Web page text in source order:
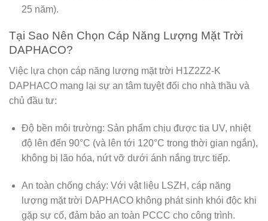
25 năm).
Tại Sao Nên Chọn Cáp Năng Lượng Mặt Trời
DAPHACO?
Việc lựa chọn cáp năng lượng mặt trời H1Z2Z2-K
DAPHACO mang lại sự an tâm tuyệt đối cho nhà thầu và
chủ đầu tư:
Độ bền môi trường: Sản phẩm chịu được tia UV, nhiệt
độ lên đến 90°C (và lên tới 120°C trong thời gian ngắn),
không bị lão hóa, nứt vỡ dưới ánh nắng trực tiếp.
An toàn chống cháy: Với vật liệu LSZH, cáp năng
lượng mặt trời DAPHACOkhông phát sinh khói độc khi
gặp sự cố, đảm bảo an toàn PCCC cho công trình.